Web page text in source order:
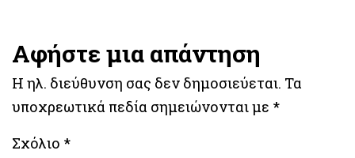
Αφήστε μια απάντηση
Η ηλ. διεύθυνση σας δεν δημοσιεύεται. Τα
υποχρεωτικά πεδία σημειώνονται με *
Σχόλιο *